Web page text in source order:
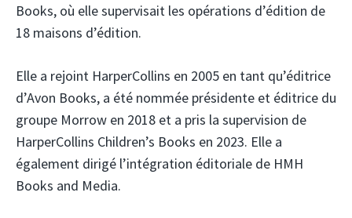
Books, où elle supervisait les opérations d’édition de
18 maisons d’édition.
Elle a rejoint HarperCollins en 2005 en tant qu’éditrice
d’Avon Books, a été nommée présidente et éditrice du
groupe Morrow en 2018 et a pris la supervision de
HarperCollins Children’s Books en 2023. Elle a
également dirigé l’intégration éditoriale de HMH
Books and Media.